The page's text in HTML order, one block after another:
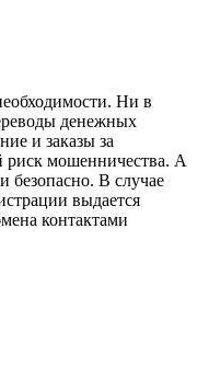
Ни в
денежных
и заказы за
мошенничества. А
безопасно. В случае
выдается
контактами